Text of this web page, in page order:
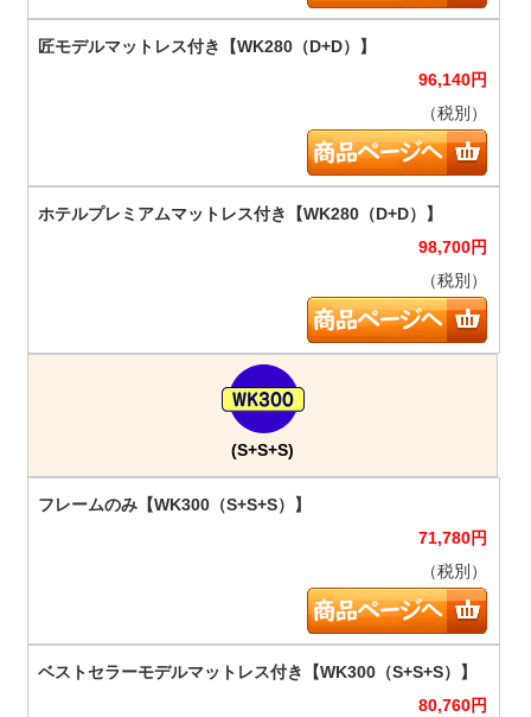
96,140円
（税別）
98,700円
（税別）
(S+S+S)
71,780円
（税別）
80,760円